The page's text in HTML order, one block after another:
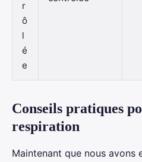
r
ô
l
é
e
Conseils pratiques
respiration
Maintenant que nous avons